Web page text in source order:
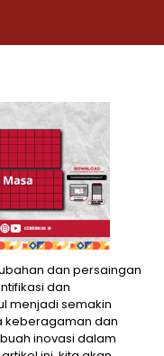
dan persaingan
dan
menjadi semakin
keberagaman dan
inovasi dalam